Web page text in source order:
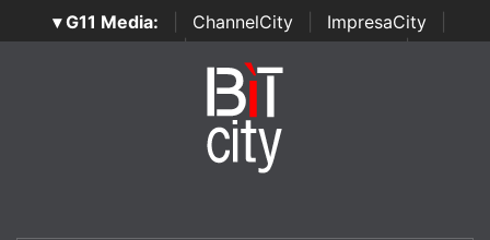
▾ G11 Media: ChannelCity ImpresaCity
SecurityOpenLab | Italian Channel Awards | Italian
Italian Security Awards